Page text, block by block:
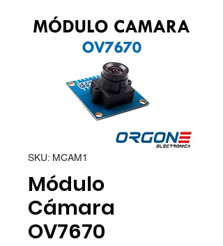
SKU: MCAM1
Módulo
Cámara
OV7670